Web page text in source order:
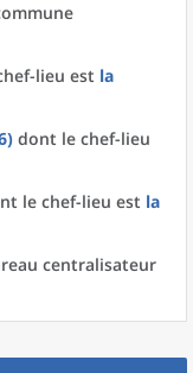
lieu est la
dont le chef-lieu
le chef-lieu est la
centralisateur